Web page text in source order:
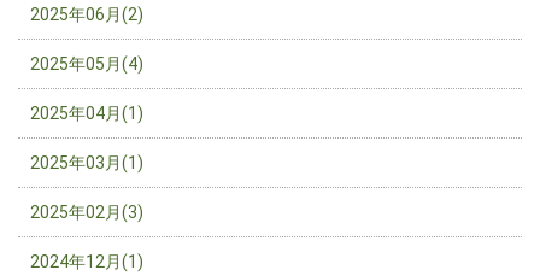
2025年06月(2)
2025年05月(4)
2025年04月(1)
2025年03月(1)
2025年02月(3)
2024年12月(1)